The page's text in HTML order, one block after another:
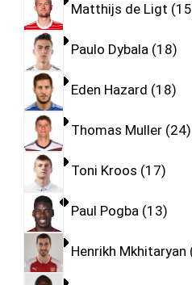
Matthijs de Ligt 15
Paulo Dybala 18
Eden Hazard 18
Thomas Muller 24
Toni Kroos 17
Paul Pogba 13
Henrikh Mkhitaryan